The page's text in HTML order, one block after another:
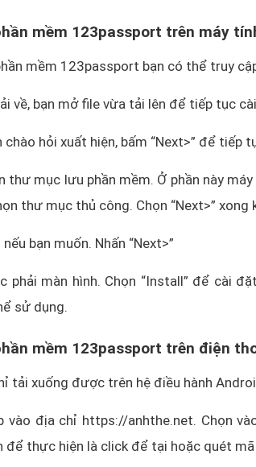
mềm 123passport trên máy
mềm 123passport bạn có thể truy
về, bạn mở file vừa tải lên để tiếp tục
chào hỏi xuất hiện, bấm “Next>” để tiếp
thư mục lưu phần mềm. Ở phần này
thư mục thủ công. Chọn “Next>”
bạn muốn. Nhấn “Next>”
phải màn hình. Chọn “Install” để cài
sử dụng.
mềm 123passport trên điện
tải xuống được trên hệ điều hành
vào địa chỉ https://anhthe.net. Chọn
để thực hiện là click để tại hoặc quét mã